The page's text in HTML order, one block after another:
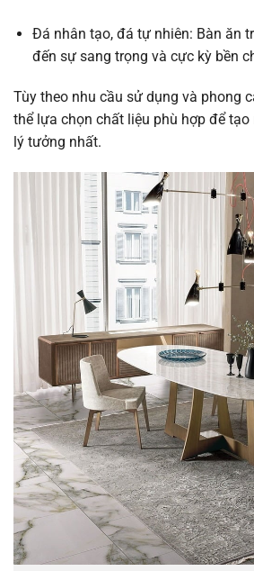
Đá nhân tạo, đá tự nhiên: Bàn ăn
đến sự sang trọng và cực kỳ bền
Tùy theo nhu cầu sử dụng và phong
thể lựa chọn chất liệu phù hợp để
lý tưởng nhất.